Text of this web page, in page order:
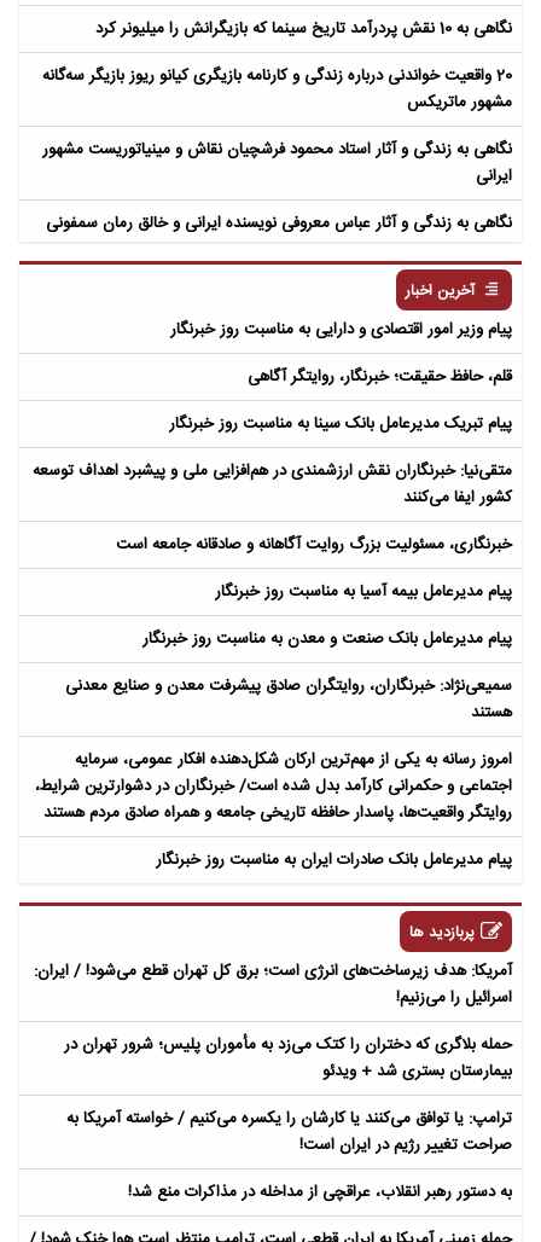
نگاهی به 10 نقش پردرآمد تاریخ سینما که بازیگرانش را میلیونر کرد
20 واقعیت خواندنی درباره زندگی و کارنامه بازیگری کیانو ریوز بازیگر سه‌گانه
مشهور ماتریکس
نگاهی به زندگی و آثار استاد محمود فرشچیان نقاش و مینیاتوریست مشهور
ایرانی
نگاهی به زندگی و آثار عباس معروفی نویسنده ایرانی و خالق رمان سمفونی
آخرین اخبار
پیام وزیر امور اقتصادی و دارایی به مناسبت روز خبرنگار
قلم، حافظ حقیقت؛ خبرنگار، روایتگر آگاهی
پیام تبریک مدیرعامل بانک سینا به مناسبت روز خبرنگار
متقی‌نیا: خبرنگاران نقش ارزشمندی در هم‌افزایی ملی و پیشبرد اهداف توسعه
کشور ایفا می‌کنند
خبرنگاری، مسئولیت بزرگ روایت آگاهانه و صادقانه جامعه است
پیام مدیرعامل بیمه آسیا به مناسبت روز خبرنگار
پیام مدیرعامل بانک صنعت و معدن به مناسبت روز خبرنگار
سمیعی‌نژاد: خبرنگاران، روایتگران صادق پیشرفت معدن و صنایع معدنی
هستند
امروز رسانه به یکی از مهم‌ترین ارکان شکل‌دهنده افکار عمومی، سرمایه
اجتماعی و حکمرانی کارآمد بدل شده است/ خبرنگاران در دشوارترین شرایط،
روایتگر واقعیت‌ها، پاسدار حافظه تاریخی جامعه و همراه صادق مردم هستند
پیام مدیرعامل بانک صادرات ایران به مناسبت روز خبرنگار
پربازدید ها
آمریکا: هدف زیرساخت‌های انرژی است؛ برق کل تهران قطع می‌شود! / ایران:
اسرائیل را می‌زنیم!
حمله بلاگری که دختران را کتک می‌زد به مأموران پلیس؛ شرور تهران در
بیمارستان بستری شد + ویدئو
ترامپ: یا توافق می‌کنند یا کارشان را یکسره می‌کنیم / خواسته آمریکا به
صراحت تغییر رژیم در ایران است!
به دستور رهبر انقلاب، عراقچی از مداخله در مذاکرات منع شد!